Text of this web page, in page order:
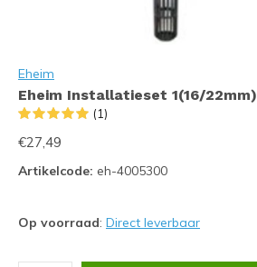
Eheim
Eheim Installatieset 1(16/22mm)
(1)
€27,49
Artikelcode: eh-4005300
Op voorraad: Direct leverbaar